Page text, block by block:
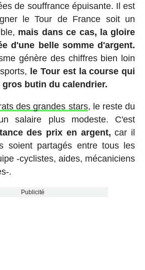
de souffrance épuisante. Il est
le Tour de France soit un
mais dans ce cas, la gloire
d'une belle somme d'argent.
génère des chiffres bien loin
le Tour est la course qui
butin du calendrier.
des grandes stars, le reste du
salaire plus modeste. C'est
des prix en argent, car il
soient partagés entre tous les
-cyclistes, aides, mécaniciens
.
Publicité